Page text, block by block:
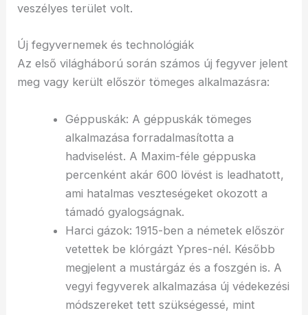
veszélyes terület volt.
Új fegyvernemek és technológiák
Az első világháború során számos új fegyver jelent
meg vagy került először tömeges alkalmazásra:
Géppuskák: A géppuskák tömeges
alkalmazása forradalmasította a
hadviselést. A Maxim-féle géppuska
percenként akár 600 lövést is leadhatott,
ami hatalmas veszteségeket okozott a
támadó gyalogságnak.
Harci gázok: 1915-ben a németek először
vetettek be klórgázt Ypres-nél. Később
megjelent a mustárgáz és a foszgén is. A
vegyi fegyverek alkalmazása új védekezési
módszereket tett szükségessé, mint